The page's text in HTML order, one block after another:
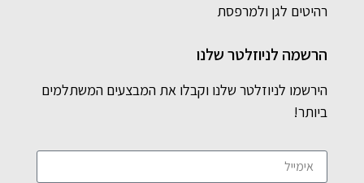
רהיטים לגן ולמרפסת
הרשמה לניוזלטר שלנו
הירשמו לניוזלטר שלנו וקבלו את המבצעים המשתלמים
ביותר!